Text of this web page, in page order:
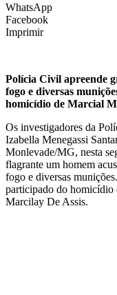
WhatsApp
Facebook
Imprimir
Polícia Civil apreende
fogo e diversas
homicídio de Marcial
Os investigadores da
Izabella Menegassi
Monlevade/MG, nesta
flagrante um homem
fogo e diversas
participado do homicídio
Marcilay De Assis.